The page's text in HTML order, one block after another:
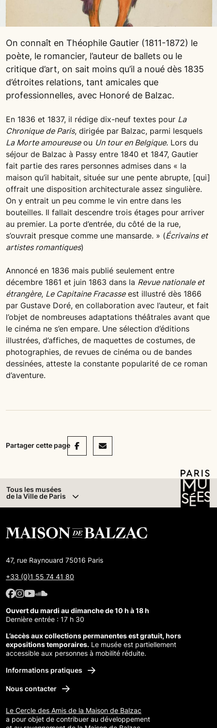
On connaît en Théophile Gautier (1811-1872) le
poète, le romancier, l’auteur de ballets ou le
critique d’art, on sait moins qu’il a noué dès 1835
d’étroites relations, tant amicales que
professionnelles, avec Honoré de Balzac.
En 1836 et 1837, il rédige dix-neuf textes pour La
Chronique de Paris, dirigée par Balzac, parmi lesquels
La Morte amoureuseou Un tour en Belgique. Lors du
séjour de Balzac à Passy entre 1840 et 1847, Gautier
fait partie des rares personnes admises dans « la
maison qu’il habitait, située sur une pente abrupte, [qui]
offrait une disposition architecturale assez singulière.
On y entrait un peu comme le vin entre dans les
bouteilles. Il fallait descendre trois étages pour arriver
au premier. La porte d’entrée, du côté de la rue,
s’ouvrait presque comme une mansarde. » (Écrivains et
artistes romantiques)
Annoncé en 1836 mais publié seulement entre
décembre 1861 et juin 1863 dans la Revue nationale et
étrangère, Le Capitaine Fracasseest illustré dès 1866
par Gustave Doré, en collaboration avec l’auteur, et fait
l’objet de nombreuses adaptations théâtrales avant que
le cinéma ne s’en empare. Une sélection d’éditions
illustrées, d’affiches, de maquettes de costumes, de
photographies, de revues de cinéma ou de bandes
dessinées, atteste la constante popularité de ce roman
d’aventure.
Partager cette pageFacebook
Mail
Tous les musées
de la Ville de Paris
47, rue Raynouard 75016 Paris
+33 (0)1 55 74 41 80
Facebook : Maison de Balzac
Facebook : Maison de Balzac
Youtube : Maison de Balzac
SoundCloud : Maison de Balzac
Ouvert du mardi au dimanche de 10 h à 18 h
Dernière entrée : 17 h 30
L’accès aux collections permanentes est gratuit, hors
expositions temporaires. Le musée est partiellement
accessible aux personnes à mobilité réduite.
Informations pratiques
Nous contacter
Le Cercle des Amis de la Maison de Balzac
a pour objet de contribuer au développement